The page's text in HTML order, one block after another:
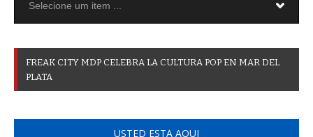
FREAK CITY MDP CELEBRA LA CULTURA POP EN MAR DEL
PLATA
USTED ESTA AQUI